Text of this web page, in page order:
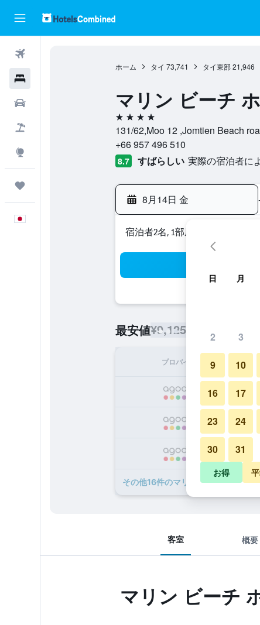
ホーム タイ 73,741 タイ東部 21,946
マリン ビーチ
4つ星
131/62,Moo 12 ,Jomtien Beach
+66 957 496 510
8.7 すばらしい 実際の宿泊者に
8月14日 金
宿泊者2名, 1​部屋
最安値¥9,125
プロバイダ 1
その他16​件のマリン ビーチ ホテル
客室 概要
マリン ビーチ
日 月
2 3
9 10
16 17
23 24
30 31
お得